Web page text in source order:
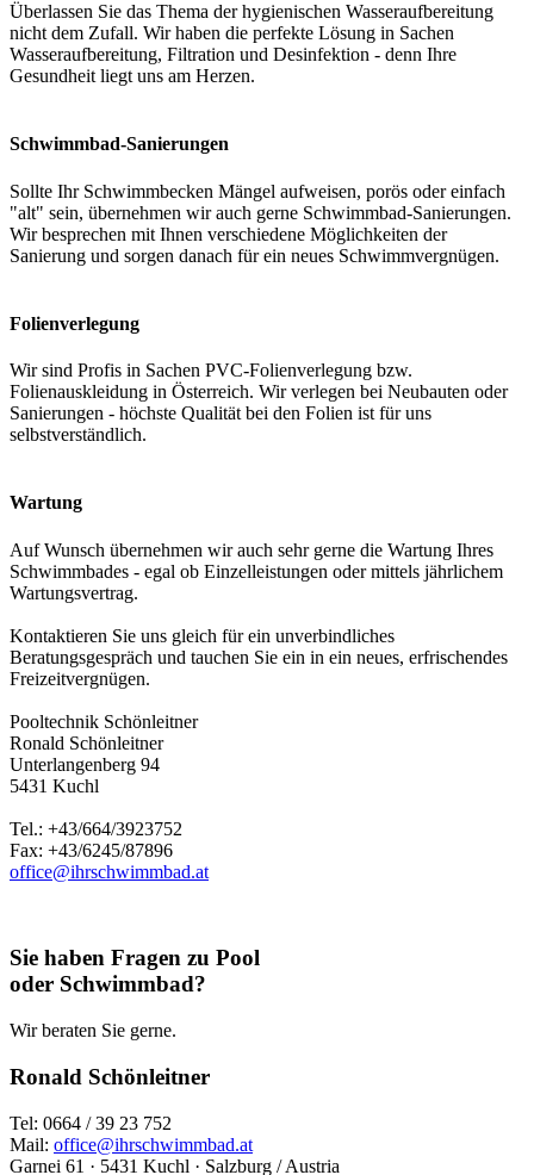
Überlassen Sie das Thema der hygienischen Wasseraufbereitung
nicht dem Zufall. Wir haben die perfekte Lösung in Sachen
Wasseraufbereitung, Filtration und Desinfektion - denn Ihre
Gesundheit liegt uns am Herzen.
Schwimmbad-Sanierungen
Sollte Ihr Schwimmbecken Mängel aufweisen, porös oder einfach
"alt" sein, übernehmen wir auch gerne Schwimmbad-Sanierungen.
Wir besprechen mit Ihnen verschiedene Möglichkeiten der
Sanierung und sorgen danach für ein neues Schwimmvergnügen.
Folienverlegung
Wir sind Profis in Sachen PVC-Folienverlegung bzw.
Folienauskleidung in Österreich. Wir verlegen bei Neubauten oder
Sanierungen - höchste Qualität bei den Folien ist für uns
selbstverständlich.
Wartung
Auf Wunsch übernehmen wir auch sehr gerne die Wartung Ihres
Schwimmbades - egal ob Einzelleistungen oder mittels jährlichem
Wartungsvertrag.
Kontaktieren Sie uns gleich für ein unverbindliches
Beratungsgespräch und tauchen Sie ein in ein neues, erfrischendes
Freizeitvergnügen.
Pooltechnik Schönleitner
Ronald Schönleitner
Unterlangenberg 94
5431 Kuchl
Tel.: +43/664/3923752
Fax: +43/6245/87896
office@ihrschwimmbad.at
Sie haben Fragen zu Pool
oder Schwimmbad?
Wir beraten Sie gerne.
Ronald Schönleitner
Tel: 0664 / 39 23 752
Mail: office@ihrschwimmbad.at
Garnei 61 · 5431 Kuchl · Salzburg / Austria